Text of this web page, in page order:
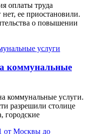
оплаты труда
ее приостановили.
о повышении
коммунальные
коммунальные услуги.
разрешили столице
городские